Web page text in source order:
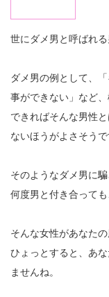
世にダメ男と呼ばれる
ダメ男の例として、
事ができない」など、
できればそんな男性
ないほうがよさそうで
そのようなダメ男に
何度男と付き合って
そんな女性があなた
ひょっとすると、あ
ませんね。